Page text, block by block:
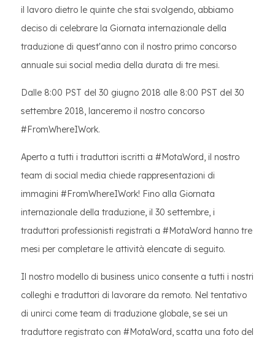
il lavoro dietro le quinte che stai svolgendo, abbiamo
deciso di celebrare la Giornata internazionale della
traduzione di quest'anno con il nostro primo concorso
annuale sui social media della durata di tre mesi.
Dalle 8:00 PST del 30 giugno 2018 alle 8:00 PST del 30
settembre 2018, lanceremo il nostro concorso
#FromWhereIWork.
Aperto a tutti i traduttori iscritti a #MotaWord, il nostro
team di social media chiede rappresentazioni di
immagini #FromWhereIWork! Fino alla Giornata
internazionale della traduzione, il 30 settembre, i
traduttori professionisti registrati a #MotaWord hanno tre
mesi per completare le attività elencate di seguito.
Il nostro modello di business unico consente a tutti i nostri
colleghi e traduttori di lavorare da remoto. Nel tentativo
di unirci come team di traduzione globale, se sei un
traduttore registrato con #MotaWord, scatta una foto del